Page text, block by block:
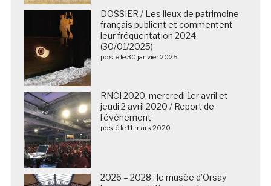
DOSSIER / Les lieux de patrimoine
français publient et commentent
leur fréquentation 2024
(30/01/2025)
posté le 30 janvier 2025
RNCI 2020, mercredi 1er avril et
jeudi 2 avril 2020 / Report de
l’événement
posté le 11 mars 2020
2026 – 2028 : le musée d’Orsay